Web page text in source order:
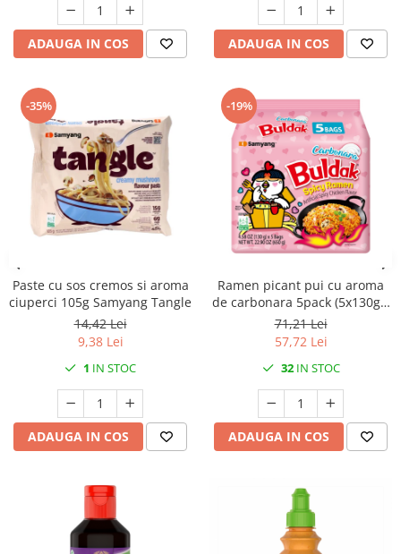
ADAUGA IN COS ADAUGA IN COS
-35%
Paste cu sos cremos si aroma
ciuperci 105g Samyang Tangle
14,42 Lei
9,38 Lei
1 IN STOC
ADAUGA IN COS
-19%
Ramen picant pui cu aroma
de carbonara 5pack (5x130gr)
Samyang Buldak
71,21 Lei
57,72 Lei
32IN STOC
ADAUGA IN COS